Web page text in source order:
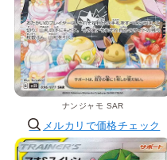
ナンジャモ SAR
メルカリで価格チェック